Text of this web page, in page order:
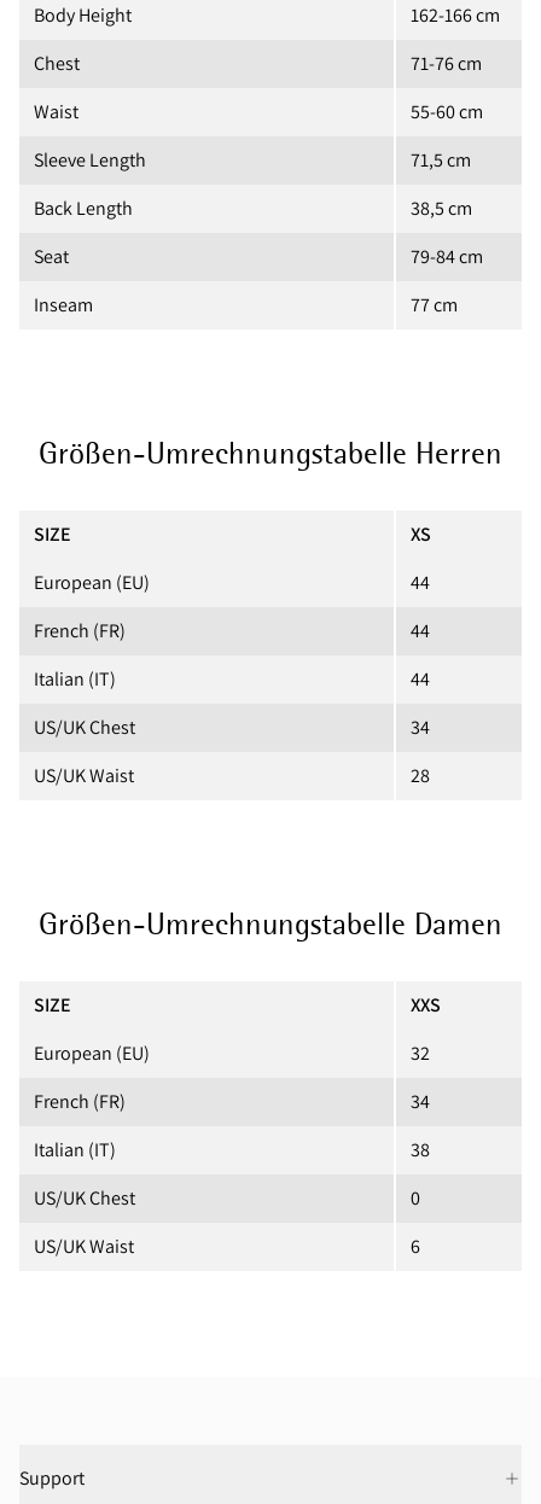
Body Height
Chest
Waist
Sleeve Length
Back Length
Seat
Inseam
162-166 cm
71-76 cm
55-60 cm
71,5 cm
38,5 cm
79-84 cm
77 cm
Größen-Umrechnungstabelle Herren
SIZE
European (EU)
French (FR)
Italian (IT)
US/UK Chest
US/UK Waist
XS
44
44
44
34
28
Größen-Umrechnungstabelle Damen
SIZE
European (EU)
French (FR)
Italian (IT)
US/UK Chest
US/UK Waist
XXS
32
34
38
0
6
Support